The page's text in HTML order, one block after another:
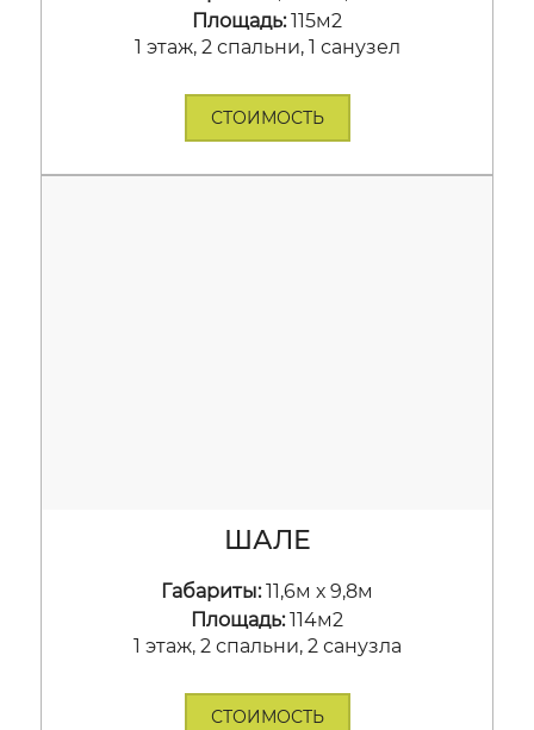
Площадь:115м2
1 этаж, 2 спальни, 1 санузел
СТОИМОСТЬ
ШАЛЕ
Габариты:11,6м х 9,8м
Площадь:114м2
1 этаж, 2 спальни, 2 санузла
СТОИМОСТЬ